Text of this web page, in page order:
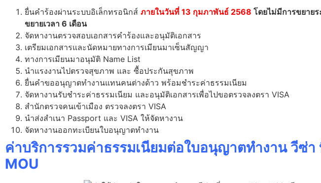
ยื่นคำร้องผ่านระบบอิเล็กทรอนิกส์ ภายในวันที่ 13 กุมภาพันธ์ 2568 โดยไม่มีการขยายร
ขยายเวลา 6 เดือน
จัดหางานตรวจสอบเอกสารคำร้องและอนุมัติเอกสาร
เตรียมเอกสารและนัดหมายทางการเมียนมาเซ็นสัญญา
ทางการเมียนมาอนุมัติ Name List
นำแรงงานไปตรวจสุขภาพ และ ซื้อประกันสุขภาพ
ยื่นคำขออนุญาตทำงานแทนคนต่างด้าว พร้อมชำระค่าธรรมเนียม
จัดหางานรับชำระค่าธรรมเนียม และอนุมัติเอกสารเพื่อไปขอตรวจลงตรา VISA
สำนักตรวจคนเข้าเมือง ตรวจลงตรา VISA
นำส่งสำเนา Passport และ VISA ให้จัดหางาน
จัดหางานออกทะเบียนใบอนุญาตทำงาน
ค่าบริการรวมค่าธรรมเนียมต่อใบอนุญาตทำงาน วีซ่
MOU